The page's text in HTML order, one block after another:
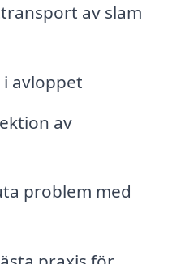
av slam
avloppet
av
problem med